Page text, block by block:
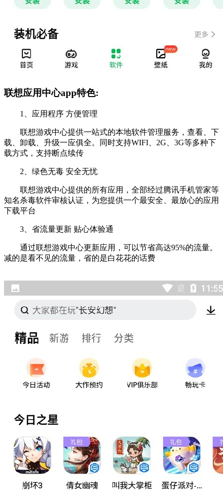
联想应用中心app特色:
1、应用程序 方便管理
联想游戏中心提供一站式的本地软件管理服务，查看、下
载、卸载、升级一应俱全。同时支持WIFI、2G、3G等多种下
载方式，支持断点续传
2、绿色无毒 安全无忧
联想游戏中心提供的所有应用，全部经过腾讯手机管家等
知名杀毒软件审核认证，为您提供一个最安全、最放心的应用
下载平台
3、省流量更新 贴心体验通
通过联想游戏中心更新应用，可以节省高达95%的流量。
减的是看不见的流量，省的是白花花的话费